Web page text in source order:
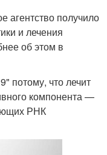
агентство получило
и лечения
об этом в
потому, что лечит
компонента —
РНК